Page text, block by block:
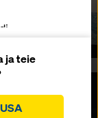
veebipoe
ja teie